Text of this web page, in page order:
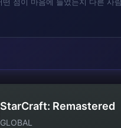
StarCraft: Remastered
GLOBAL